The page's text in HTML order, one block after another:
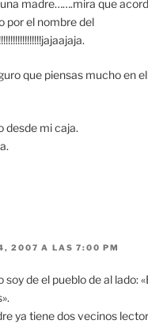
madre…….mira que
por el nombre del
que piensas mucho en
desde mi caja.
2007 A LAS 7:00 PM
soy de el pueblo de al lado:
ya tiene dos vecinos